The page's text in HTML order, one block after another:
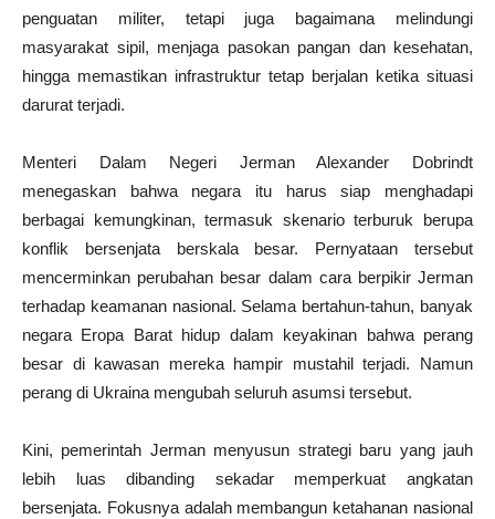
penguatan militer, tetapi juga bagaimana melindungi
masyarakat sipil, menjaga pasokan pangan dan kesehatan,
hingga memastikan infrastruktur tetap berjalan ketika situasi
darurat terjadi.
Menteri Dalam Negeri Jerman Alexander Dobrindt
menegaskan bahwa negara itu harus siap menghadapi
berbagai kemungkinan, termasuk skenario terburuk berupa
konflik bersenjata berskala besar. Pernyataan tersebut
mencerminkan perubahan besar dalam cara berpikir Jerman
terhadap keamanan nasional. Selama bertahun-tahun, banyak
negara Eropa Barat hidup dalam keyakinan bahwa perang
besar di kawasan mereka hampir mustahil terjadi. Namun
perang di Ukraina mengubah seluruh asumsi tersebut.
Kini, pemerintah Jerman menyusun strategi baru yang jauh
lebih luas dibanding sekadar memperkuat angkatan
bersenjata. Fokusnya adalah membangun ketahanan nasional